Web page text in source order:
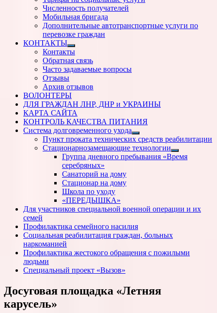
Численность получателей
Мобильная бригада
Дополнительные автотранспортные услуги по
перевозке граждан
КОНТАКТЫ
Показать
подменю
Контакты
Обратная связь
Часто задаваемые вопросы
Отзывы
Архив отзывов
ВОЛОНТЕРЫ
ДЛЯ ГРАЖДАН ЛНР, ДНР и УКРАИНЫ
КАРТА САЙТА
КОНТРОЛЬ КАЧЕСТВА ПИТАНИЯ
Система долговременного ухода
Показать
подменю
Пункт проката технических средств реабилитации
Стационарнозамещающие технологии
Показать
подменю
Группа дневного пребывания «Время
серебряных»
Санаторий на дому
Стационар на дому
Школа по уходу
«ПЕРЕДЫШКА»
Для участников специальной военной операции и их
семей
Профилактика семейного насилия
Социальная реабилитация граждан, больных
наркоманией
Профилактика жестокого обращения с пожилыми
людьми
Специальный проект «Вызов»
Досуговая площадка «Летняя
карусель»